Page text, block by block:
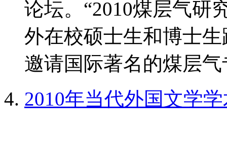
论坛。“2010煤层气研
外在校硕士生和博士
邀请国际著名的煤层
2010年当代外国文学